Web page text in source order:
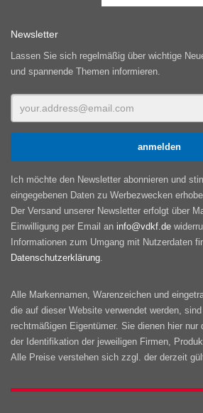
Newsletter
Lassen Sie sich regelmäßig über wichtige
und spannende Themen informieren.
Ich möchte den Newsletter abonnieren und
eingegebenen Daten zu Werbezwecken
Der Versand unserer Newsletter erfolgt über
Einwilligung per Email an info@vdkf.de
Informationen zum Umgang mit Nutzerdaten
Datenschutzerklärung
Alle Markennamen, Warenzeichen und
die auf dieser Website verwendet werden,
rechtmäßigen Eigentümer. Sie dienen hier nur
der Identifikation der jeweiligen Firmen,
Alle Preise verstehen sich zzgl. der derzeit